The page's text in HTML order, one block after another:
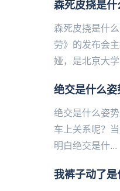
森死皮挠是什
森死皮挠是什
劳》的发布会
娅，是北京大学
绝交是什么
绝交是什么姿
车上关系呢？
明白绝交是什...
我裤子动了是